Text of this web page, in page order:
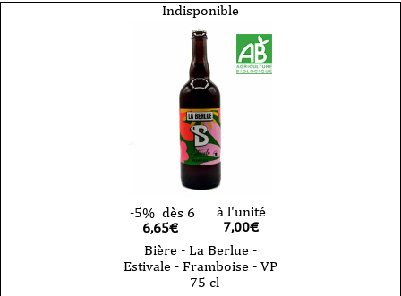
Indisponible
-5% dès 6
6,65€
à l'unité
7,00€
Bière - La Berlue -
Estivale - Framboise - VP
- 75 cl